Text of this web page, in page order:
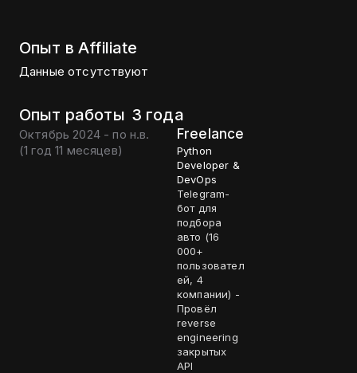
Опыт в Affiliate
Данные отсутствуют
Опыт работы 3 года
Октябрь 2024 - по н.в.
(1 год 11 месяцев)
Freelance
Python
Developer &
DevOps
Telegram-
бот для
подбора
авто (16
000+
пользовател
ей, 4
компании) -
Провёл
reverse
engineering
закрытых
API